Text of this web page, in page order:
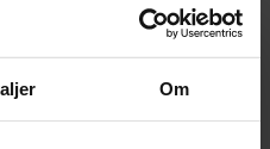
Om
VED BRUG AF KODEN 23001